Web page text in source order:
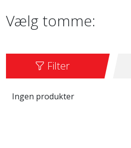
Vælg tomme:
Filter
Ingen produkter